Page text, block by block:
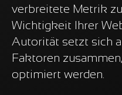
verbreitete Metrik
Wichtigkeit Ihrer
Autorität setzt sich
Faktoren
optimiert werden.